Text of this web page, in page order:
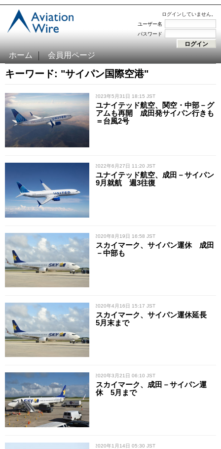
ログインしていません。
ユーザー名
パスワード
ホーム 会員用ページ
キーワード: "サイパン国際空港"
/ 2023年5月31日 18:15 JST
ユナイテッド航空、関空・中部－グ
アムも再開 成田発サイパン行きも
＝台風2号
/ 2022年6月27日 11:20 JST
ユナイテッド航空、成田－サイパン
9月就航 週3往復
/ 2020年8月19日 16:58 JST
スカイマーク、サイパン運休 成田
－中部も
/ 2020年4月16日 15:17 JST
スカイマーク、サイパン運休延長
5月末まで
/ 2020年3月21日 06:10 JST
スカイマーク、成田－サイパン運
休 5月まで
/ 2020年1月14日 05:30 JST